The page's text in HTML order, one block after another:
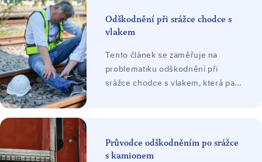
Odškodnění při srážce chodce s
vlakem
Tento článek se zaměřuje na
problematiku odškodnění při
srážce chodce s vlakem, která patří
odpovědnosti, možnosti uplatnění
nároků i klíčové faktory, které
Průvodce odškodněním po srážce
s kamionem